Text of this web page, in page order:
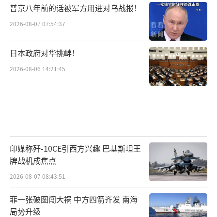
普京八年前的话被军方用进对乌战报！
2026-08-07 07:54:37
日本政府对华挑衅！
2026-08-06 14:21:45
印媒称歼-10CE引西方兴趣 巴基斯坦王
牌战机成焦点
2026-08-07 08:43:51
菲一张破图闯大祸 中方四箭齐发 南海
局势升级